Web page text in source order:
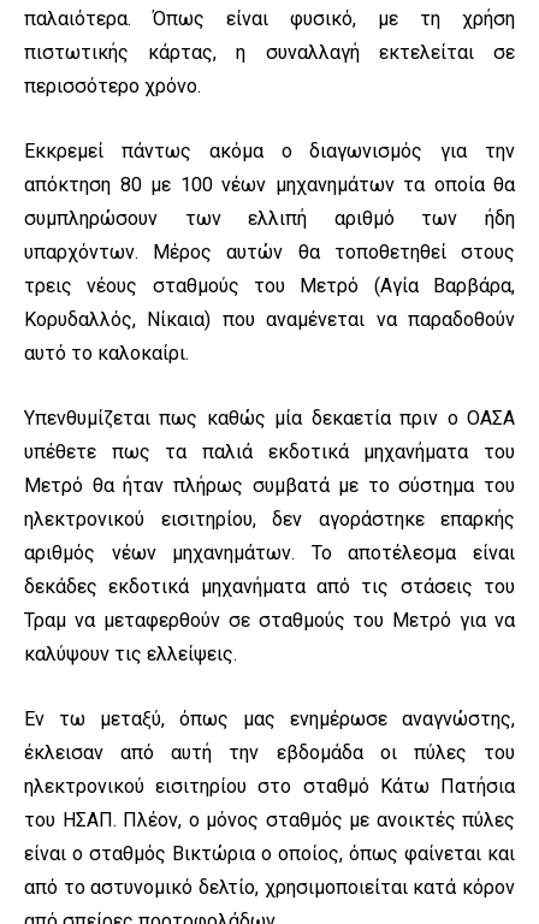
παλαιότερα. Όπως είναι φυσικό, με τη χρήση
πιστωτικής κάρτας, η συναλλαγή εκτελείται σε
περισσότερο χρόνο.
Εκκρεμεί πάντως ακόμα ο διαγωνισμός για την
απόκτηση 80 με 100 νέων μηχανημάτων τα οποία θα
συμπληρώσουν των ελλιπή αριθμό των ήδη
υπαρχόντων. Μέρος αυτών θα τοποθετηθεί στους
τρεις νέους σταθμούς του Μετρό (Αγία Βαρβάρα,
Κορυδαλλός, Νίκαια) που αναμένεται να παραδοθούν
αυτό το καλοκαίρι.
Υπενθυμίζεται πως καθώς μία δεκαετία πριν ο ΟΑΣΑ
υπέθετε πως τα παλιά εκδοτικά μηχανήματα του
Μετρό θα ήταν πλήρως συμβατά με το σύστημα του
ηλεκτρονικού εισιτηρίου, δεν αγοράστηκε επαρκής
αριθμός νέων μηχανημάτων. Το αποτέλεσμα είναι
δεκάδες εκδοτικά μηχανήματα από τις στάσεις του
Τραμ να μεταφερθούν σε σταθμούς του Μετρό για να
καλύψουν τις ελλείψεις.
Εν τω μεταξύ, όπως μας ενημέρωσε αναγνώστης,
έκλεισαν από αυτή την εβδομάδα οι πύλες του
ηλεκτρονικού εισιτηρίου στο σταθμό Κάτω Πατήσια
του ΗΣΑΠ. Πλέον, ο μόνος σταθμός με ανοικτές πύλες
είναι ο σταθμός Βικτώρια ο οποίος, όπως φαίνεται και
από το αστυνομικό δελτίο, χρησιμοποιείται κατά κόρον